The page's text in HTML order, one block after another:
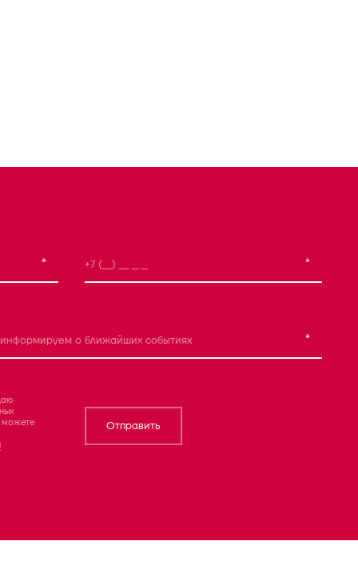
* *
*
можете
Отправить